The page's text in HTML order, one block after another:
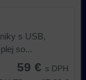
s USB,
so...
59 € s DPH